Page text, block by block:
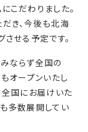
こだわりました。
き、今後も北海
せる予定です。
ならず全国の
オープンいたし
全国にお届けいた
多数展開してい